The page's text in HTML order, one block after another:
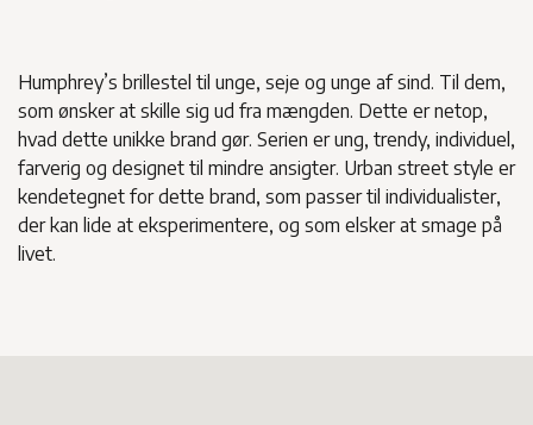
Humphrey’s brillestel til unge, seje og unge af sind. Til dem,
som ønsker at skille sig ud fra mængden. Dette er netop,
hvad dette unikke brand gør. Serien er ung, trendy, individuel,
farverig og designet til mindre ansigter. Urban street style er
kendetegnet for dette brand, som passer til individualister,
der kan lide at eksperimentere, og som elsker at smage på
livet.